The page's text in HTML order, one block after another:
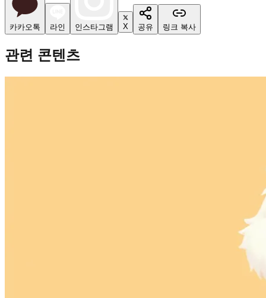
카카오톡 라인 인스타그램 X 공유 링크 복사
관련 콘텐츠